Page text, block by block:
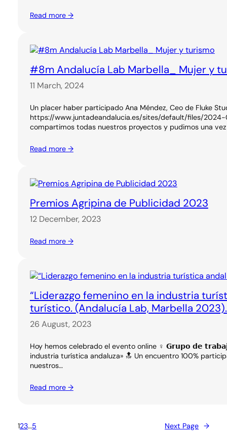
Read more →
#8m Andalucía Lab Marbella_ Mujer y
11 March, 2024
Un placer haber participado Ana Méndez, Ceo de Fluke
https://www.juntadeandalucia.es/sites/default/files/2024-
compartimos todas nuestros proyectos y pudimos una
Read more →
Premios Agripina de Publicidad 2023
12 December, 2023
Read more →
“Liderazgo femenino en la industria
turístico. (Andalucía Lab, Marbella 2023).
26 August, 2023
Hoy hemos celebrado el evento online ♀️ 𝗚𝗿𝘂𝗽𝗼 𝗱𝗲
industria turística andaluza» 🔝 Un encuentro 100%
nuestros…
Read more →
123…5 Next Page →